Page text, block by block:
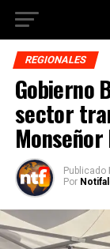
REGIONALES
​Gobierno
sector
Publicado
Por